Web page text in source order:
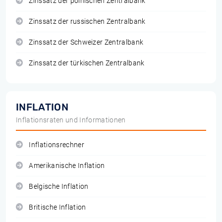
Zinssatz der russischen Zentralbank
Zinssatz der Schweizer Zentralbank
Zinssatz der türkischen Zentralbank
INFLATION
Inflationsraten und Informationen
Inflationsrechner
Amerikanische Inflation
Belgische Inflation
Britische Inflation